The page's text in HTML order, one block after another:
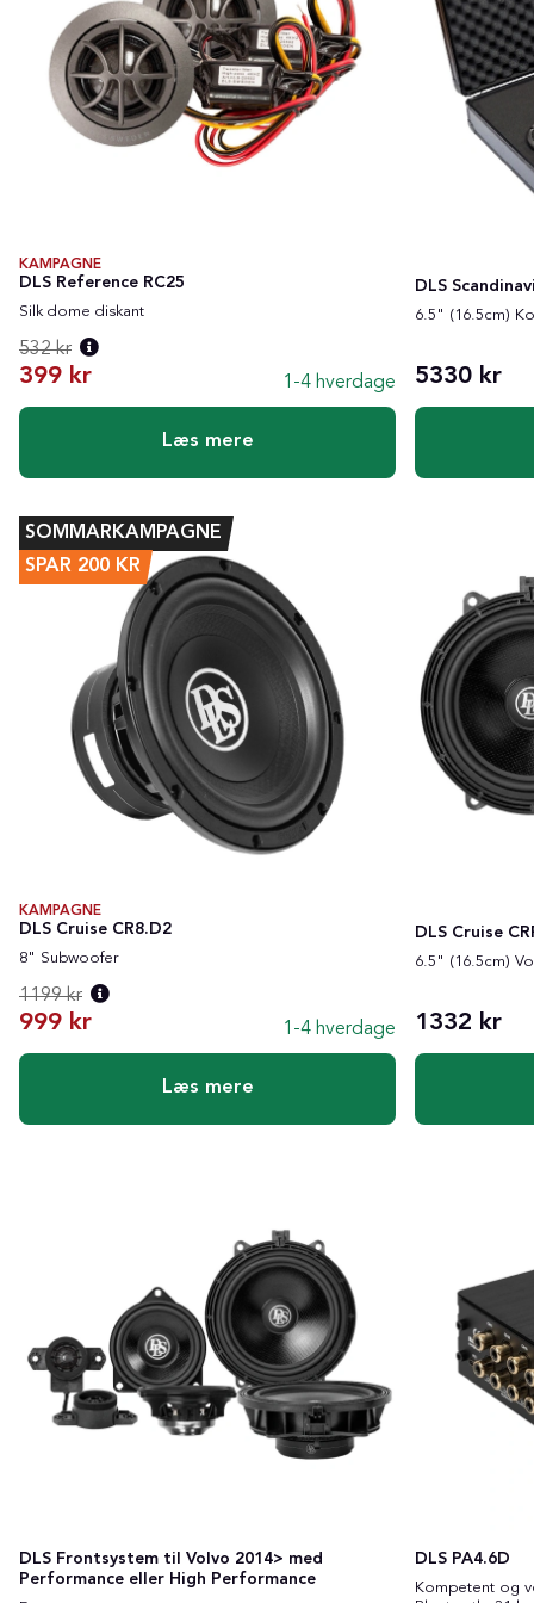
KAMPAGNE
DLS Reference RC25
Silk dome diskant
399 kr
Normalpris:
532 kr
1-4 hverdage
Læs mere
DLS
6.5" (16.5cm)
5330 kr
SOMMARKAMPAGNE
SPAR 200 KR
KAMPAGNE
DLS Cruise CR8.D2
8" Subwoofer
999 kr
Normalpris:
1199 kr
1-4 hverdage
Læs mere
DLS Cruise
6.5" (16.5cm)
1332 kr
DLS Frontsystem til Volvo 2014> med
Performance eller High Performance
DLS PA4.6D
Kompetent og